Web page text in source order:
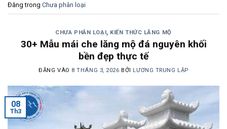
Đăng trong Chưa phân loại
CHƯA PHÂN LOẠI , KIẾN THỨC LĂNG MỘ
30+ Mẫu mái che lăng mộ đá nguyên khối
bền đẹp thực tế
ĐĂNG VÀO 8 THÁNG 3, 2026 BỞI LƯƠNG TRUNG LẬP
08
Th3